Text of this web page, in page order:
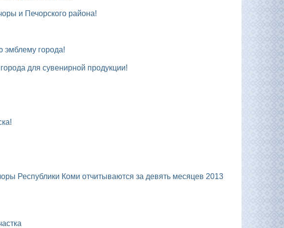
и Печорского района!
эмблему города!
для сувенирной продукции!